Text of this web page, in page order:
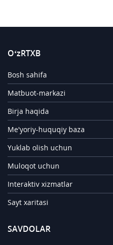
O‘zRTXB
Bosh sahifa
Matbuot-markazi
Birja haqida
Me'yoriy-huquqiy baza
Yuklab olish uchun
Muloqot uchun
Interaktiv xizmatlar
Sayt xaritasi
SAVDOLAR